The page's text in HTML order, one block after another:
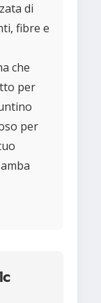
di
fibre e
che
per
per